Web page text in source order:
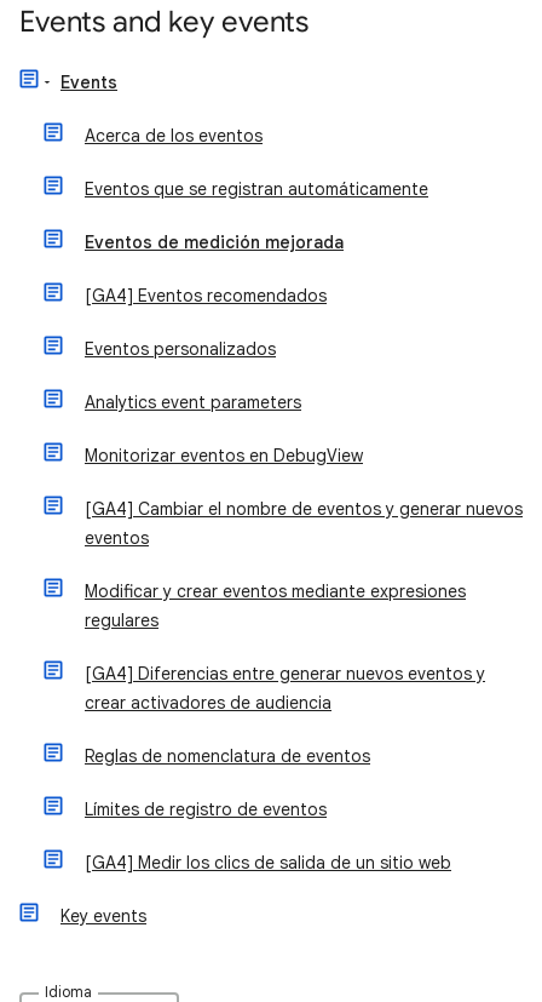
Events and key events
Events
Acerca de los eventos
Eventos que se registran automáticamente
Eventos de medición mejorada
[GA4] Eventos recomendados
Eventos personalizados
Analytics event parameters
Monitorizar eventos en DebugView
[GA4] Cambiar el nombre de eventos y generar nuevos
eventos
Modificar y crear eventos mediante expresiones
regulares
[GA4] Diferencias entre generar nuevos eventos y
crear activadores de audiencia
Reglas de nomenclatura de eventos
Límites de registro de eventos
[GA4] Medir los clics de salida de un sitio web
Key events
Idioma